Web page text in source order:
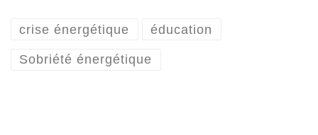
crise énergétique éducation
Sobriété énergétique